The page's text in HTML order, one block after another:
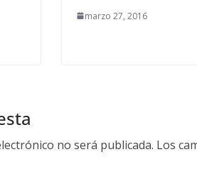
marzo 27, 2016
no será publicada. Los